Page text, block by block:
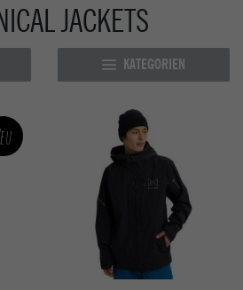
JACKETS
KATEGORIEN